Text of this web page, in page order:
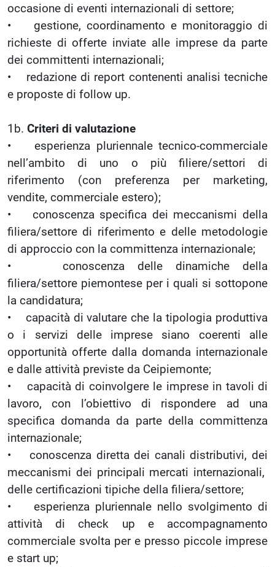
occasione di eventi internazionali di settore;
• gestione, coordinamento e monitoraggio di
richieste di offerte inviate alle imprese da parte
dei committenti internazionali;
• redazione di report contenenti analisi tecniche
e proposte di follow up.
1b. Criteri di valutazione
• esperienza pluriennale tecnico-commerciale
nell’ambito di uno o più filiere/settori di
riferimento (con preferenza per marketing,
vendite, commerciale estero);
• conoscenza specifica dei meccanismi della
filiera/settore di riferimento e delle metodologie
di approccio con la committenza internazionale;
• conoscenza delle dinamiche della
filiera/settore piemontese per i quali si sottopone
la candidatura;
• capacità di valutare che la tipologia produttiva
o i servizi delle imprese siano coerenti alle
opportunità offerte dalla domanda internazionale
e dalle attività previste da Ceipiemonte;
• capacità di coinvolgere le imprese in tavoli di
lavoro, con l’obiettivo di rispondere ad una
specifica domanda da parte della committenza
internazionale;
• conoscenza diretta dei canali distributivi, dei
meccanismi dei principali mercati internazionali,
delle certificazioni tipiche della filiera/settore;
• esperienza pluriennale nello svolgimento di
attività di check up e accompagnamento
commerciale svolta per e presso piccole imprese
e start up;